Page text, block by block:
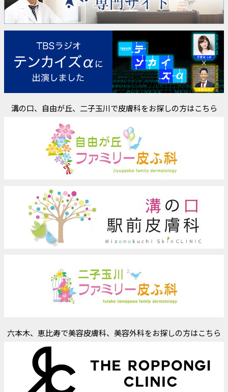
溝の口、自由が丘、二子玉川で皮膚科をお探しの方はこちら
六本木、恵比寿で美容皮膚科、美容外科をお探しの方はこちら